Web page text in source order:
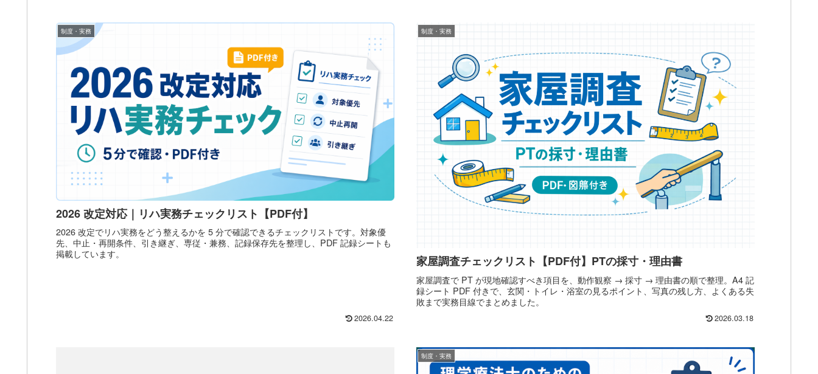
制度・実務
2026 改定対応｜リハ実務チェックリスト【PDF付】
2026 改定でリハ実務をどう整えるかを 5 分で確認できるチェックリストです。対象優
先、中止・再開条件、引き継ぎ、専従・兼務、記録保存先を整理し、PDF 記録シートも
掲載しています。
2026.04.22
制度・実務
家屋調査チェックリスト【PDF付】PTの採寸・理由書
家屋調査で PT が現地確認すべき項目を、動作観察 → 採寸 → 理由書の順で整理。A4 記
録シート PDF 付きで、玄関・トイレ・浴室の見るポイント、写真の残し方、よくある失
敗まで実務目線でまとめました。
2026.03.18
制度・実務